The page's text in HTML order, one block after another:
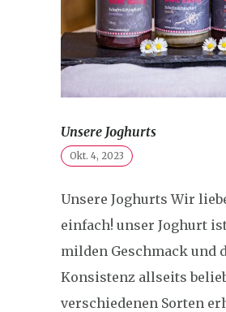
Unsere Joghurts
Okt. 4, 2023
Unsere Joghurts Wir
einfach! unser Joghurt
milden Geschmack und
Konsistenz allseits
verschiedenen Sorten